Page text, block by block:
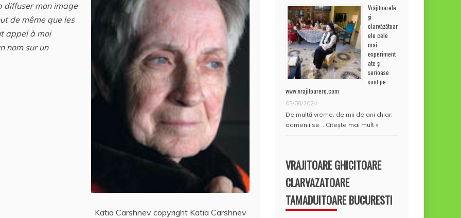
Katia Carshnev copyright Katia Carshnev
diffuser mon image
de même que les
appel à moi
nom sur un
Vrăjitoarele
și
clarvăzătoar
ele cele
mai
experiment
ate și
serioase
sunt pe
www.vrajitoarero.com
05/08/2024
De multă vreme, de mii de ani chiar,
oamenii se … Citește mai mult »
VRAJITOARE GHICITOARE
CLARVAZATOARE
TAMADUITOARE BUCURESTI